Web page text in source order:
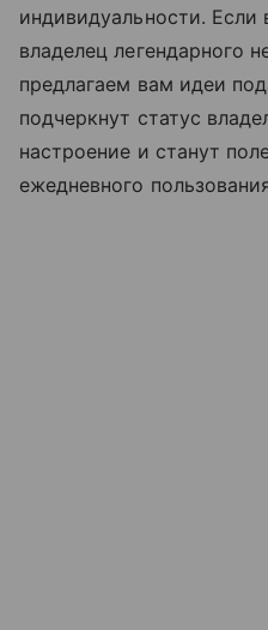
индивидуальности.
владелец легендарного
предлагаем вам идеи
подчеркнут статус
настроение и станут
ежедневного